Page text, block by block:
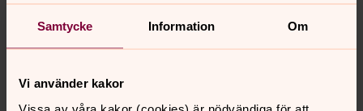
Samtycke Information Om
Vi använder kakor
Vissa av våra kakor (cookies) är nödvändiga för att
Helgläger för familjer i sorg
Välkomna till familjeläger på vackra Vägsjöfors Herrgård